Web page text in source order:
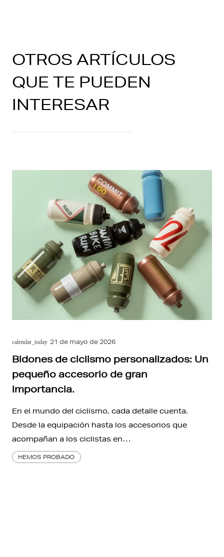
OTROS ARTÍCULOS
QUE TE PUEDEN
INTERESAR
calendar_today 21 de mayo de 2026
Bidones de ciclismo personalizados: Un
pequeño accesorio de gran
importancia.
En el mundo del ciclismo, cada detalle cuenta.
Desde la equipación hasta los accesorios que
acompañan a los ciclistas en…
HEMOS PROBADO